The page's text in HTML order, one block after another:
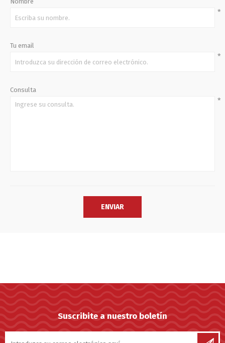
*
Tu email
*
Consulta
*
Suscribite a nuestro boletín